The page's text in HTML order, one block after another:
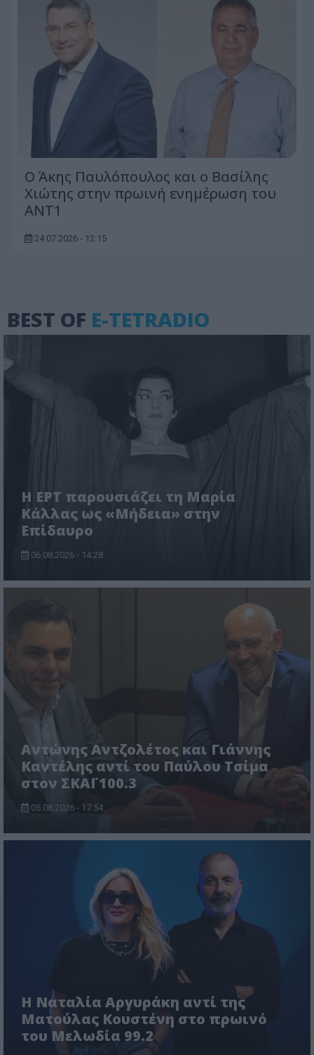
Ο Άκης Παυλόπουλος και ο Βασίλης
Χιώτης στην πρωινή ενημέρωση του
ΑΝΤ1
24.07.2026 - 12:15
BEST OF E-TETRADIO
Η ΕΡΤ παρουσιάζει τη Μαρία
Κάλλας ως «Μήδεια» στην
Επίδαυρο
06.08.2026 - 14:28
Αντώνης Αντζολέτος και Γιάννης
Καντέλης αντί του Παύλου Τσίμα
στον ΣΚΑΪ 100.3
05.08.2026 - 17:54
Η Ναταλία Αργυράκη αντί της
Ματούλας Κουστένη στο πρωινό
του Μελωδία 99.2